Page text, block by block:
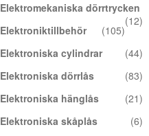
Elektromekaniska dörrtrycken
(12)
Elektroniktillbehör
(105)
Elektroniska cylindrar
(44)
Elektroniska dörrlås
(83)
Elektroniska hänglås
(21)
Elektroniska skåplås
(6)